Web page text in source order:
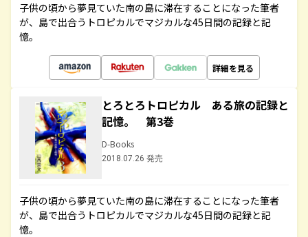
子供の頃から夢見ていた南の島に滞在することになった筆者
が、島で出合うトロピカルでマジカルな45日間の記録と記
憶。
詳細を見る
とろとろトロピカル ある旅の記録と
記憶。 第3巻
D-Books
2018.07.26 発売
子供の頃から夢見ていた南の島に滞在することになった筆者
が、島で出合うトロピカルでマジカルな45日間の記録と記
憶。